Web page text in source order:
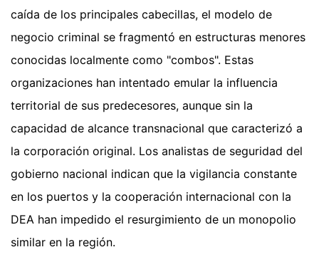
caída de los principales cabecillas, el modelo de
negocio criminal se fragmentó en estructuras menores
conocidas localmente como "combos". Estas
organizaciones han intentado emular la influencia
territorial de sus predecesores, aunque sin la
capacidad de alcance transnacional que caracterizó a
la corporación original. Los analistas de seguridad del
gobierno nacional indican que la vigilancia constante
en los puertos y la cooperación internacional con la
DEA han impedido el resurgimiento de un monopolio
similar en la región.